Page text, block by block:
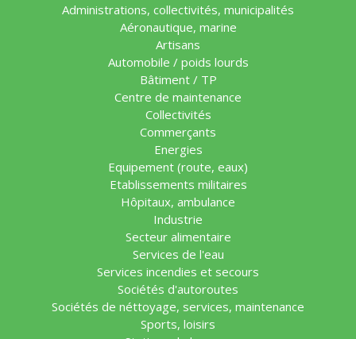
Administrations, collectivités, municipalités
Aéronautique, marine
Artisans
Automobile / poids lourds
Bâtiment / TP
Centre de maintenance
Collectivités
Commerçants
Energies
Equipement (route, eaux)
Etablissements militaires
Hôpitaux, ambulance
Industrie
Secteur alimentaire
Services de l'eau
Services incendies et secours
Sociétés d'autoroutes
Sociétés de néttoyage, services, maintenance
Sports, loisirs